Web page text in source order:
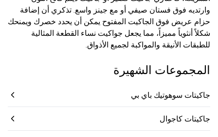
وارتديه فوق فستان صيفي أو مع جينز واسع. تذكري أن إضافة
حزام عريض فوق الجاكيت المفتوح يمكن أن يحدد خصرك ويمنحك
شكلاً أنثوياً مميزاً، مما يجعل جواكيت نساء القطعة المثالية
للطبقات الأنيقة والمواكبة لجميع الأذواق.
المجموعات الشهيرة
جاكيتات سوهوتيك باي بي
جاكيتات كاجوال